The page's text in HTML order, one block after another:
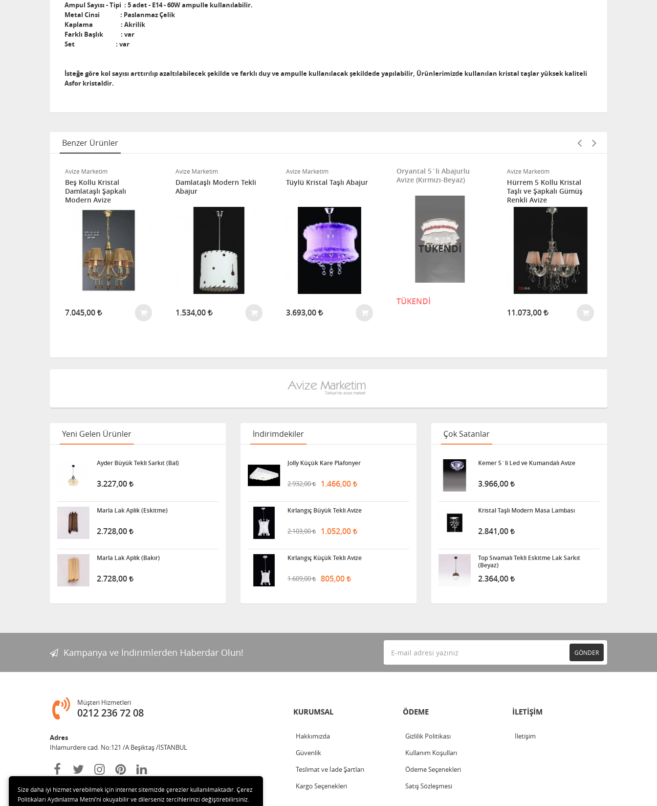
Ampul Sayısı - Tipi : 5 adet - E14 - 60W ampulle kullanılabilir.
Metal Cinsi : Paslanmaz Çelik
Kaplama : Akrilik
Farklı Başlık : var
Set : var
İsteğe göre kol sayısı arttırılıp azaltılabilecek şekilde ve farklı duy ve ampulle kullanılacak şekildede yapılabilir, Ürünlerimizde kullanılan kristal taşlar yüksek kaliteli
Asfor kristaldir.
Benzer Ürünler
Avize Marketim
Beş Kollu Kristal
Damlataşlı Şapkalı
Modern Avize
7.045,00
Avize Marketim
Damlataşlı Modern Tekli
Abajur
1.534,00
Avize Marketim
Tüylü Kristal Taşlı Abajur
3.693,00
Oryantal 5´li Abajurlu
Avize (Kırmızı-Beyaz)
TÜKENDİ
TÜKENDİ
Avize Marketim
Hürrem 5 Kollu Kristal
Taşlı ve Şapkalı Gümüş
Renkli Avize
11.073,00
Yeni Gelen Ürünler
Ayder Büyük Tekli Sarkıt (Bal)
3.227,00
Marla Lak Aplik (Eskitme)
2.728,00
Marla Lak Aplik (Bakır)
2.728,00
İndirimdekiler
Jolly Küçük Kare Plafonyer
2.932,00 1.466,00
Kırlangıç Büyük Tekli Avize
2.103,00 1.052,00
Kırlangıç Küçük Tekli Avize
1.609,00 805,00
Çok Satanlar
Kemer 5´li Led ve Kumandalı Avize
3.966,00
Kristal Taşlı Modern Masa Lambası
2.841,00
Top Sıvamalı Tekli Eskitme Lak Sarkıt
(Beyaz)
2.364,00
Kampanya ve İndirimlerden Haberdar Olun! GÖNDER
Müşteri Hizmetleri
0212 236 72 08
Adres
Ihlamurdere cad. No:121 /A Beşiktaş /İSTANBUL
KURUMSAL
Hakkımızda
Güvenlik
Teslimat ve İade Şartları
Kargo Seçenekleri
ÖDEME
Gizlilik Politikası
Kullanım Koşulları
Ödeme Seçenekleri
Satış Sözleşmesi
İLETİŞİM
İletişim
Size daha iyi hizmet verebilmek için internet sitemizde çerezler kullanılmaktadır. Çerez
Politikaları Aydınlatma Metni’ni okuyabilir ve dilerseniz tercihlerinizi değiştirebilirsiniz.